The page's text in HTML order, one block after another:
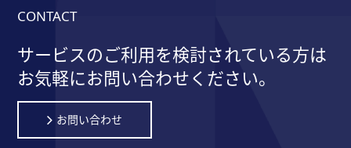
CONTACT
サービスのご利用を検討されている方は
お気軽にお問い合わせください。
お問い合わせ